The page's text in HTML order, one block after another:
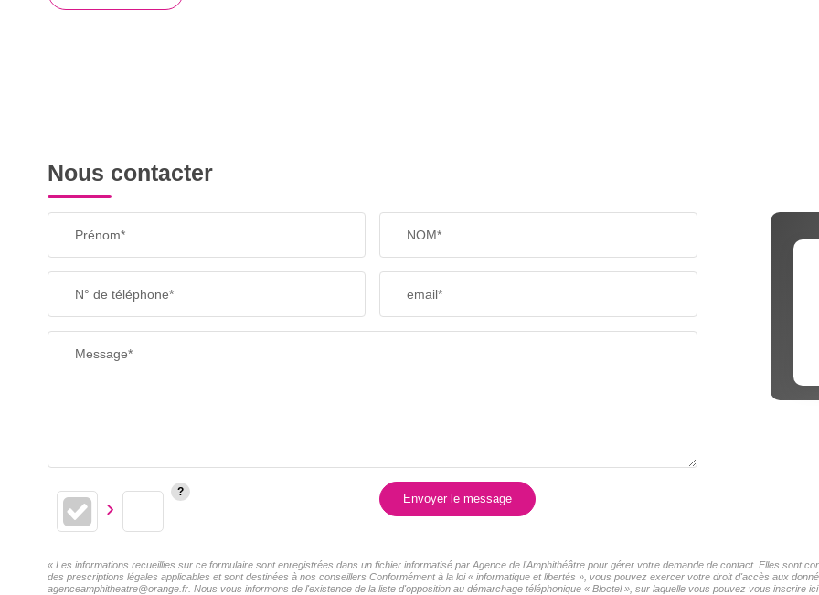
Nous contacter
Prénom* NOM*
N° de téléphone* email*
Message*
Envoyer le message
« Les informations recueillies sur ce formulaire sont enregistrées dans un fichier informatisé par Agence de l'Amphithéâtre pour gérer votre demande de contact. Elles sont
des prescriptions légales applicables et sont destinées à nos conseillers Conformément à la loi « informatique et libertés », vous pouvez exercer votre droit d'accès aux
agenceamphitheatre@orange.fr. Nous vous informons de l'existence de la liste d'opposition au démarchage téléphonique « Bloctel », sur laquelle vous pouvez vous inscrire